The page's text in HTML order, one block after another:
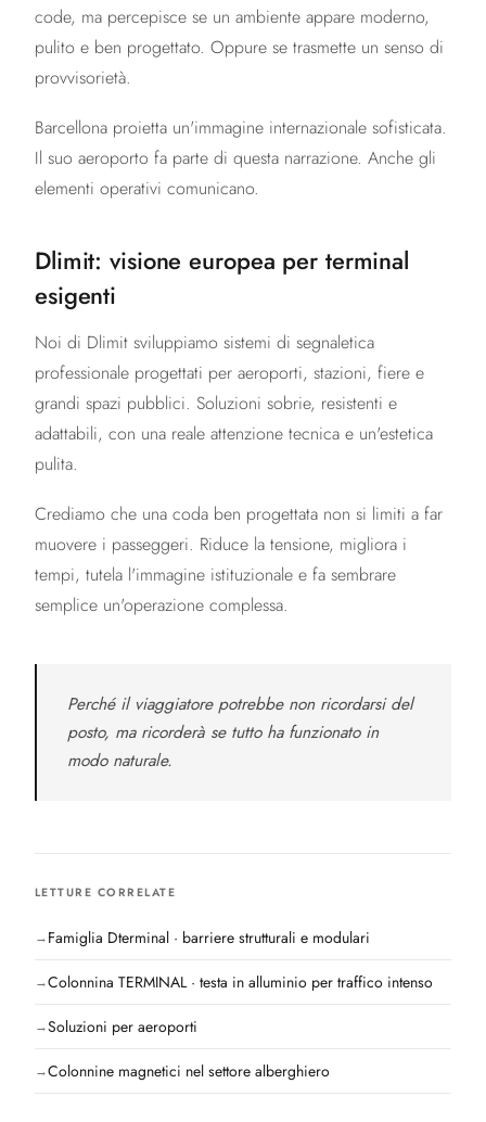
code, ma percepisce se un ambiente appare moderno,
pulito e ben progettato. Oppure se trasmette un senso di
provvisorietà.
Barcellona proietta un'immagine internazionale sofisticata.
Il suo aeroporto fa parte di questa narrazione. Anche gli
elementi operativi comunicano.
Dlimit: visione europea per terminal
esigenti
Noi di Dlimit sviluppiamo sistemi di segnaletica
professionale progettati per aeroporti, stazioni, fiere e
grandi spazi pubblici. Soluzioni sobrie, resistenti e
adattabili, con una reale attenzione tecnica e un'estetica
pulita.
Crediamo che una coda ben progettata non si limiti a far
muovere i passeggeri. Riduce la tensione, migliora i
tempi, tutela l'immagine istituzionale e fa sembrare
semplice un'operazione complessa.
Perché il viaggiatore potrebbe non ricordarsi del
posto, ma ricorderà se tutto ha funzionato in
modo naturale.
LETTURE CORRELATE
Famiglia Dterminal · barriere strutturali e modulari
Colonnina TERMINAL · testa in alluminio per traffico intenso
Soluzioni per aeroporti
Colonnine magnetici nel settore alberghiero